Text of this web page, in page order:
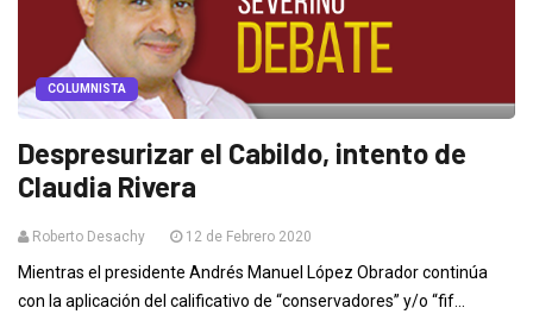
COLUMNISTA
Despresurizar el Cabildo, intento de
Claudia Rivera
Roberto Desachy 12 de Febrero 2020
Mientras el presidente Andrés Manuel López Obrador continúa
con la aplicación del calificativo de “conservadores” y/o “fif...